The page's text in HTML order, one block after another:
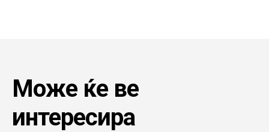
Може ќе ве
интересира